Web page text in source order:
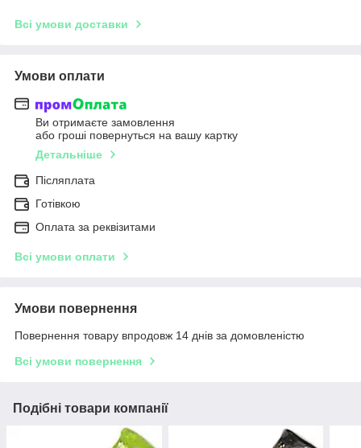
Всі умови доставки
Умови оплати
Ви отримаєте замовлення
або гроші повернуться на вашу картку
Детальніше
Післяплата
Готівкою
Оплата за реквізитами
Всі умови оплати
Умови повернення
Повернення товару впродовж 14 днів за домовленістю
Всі умови повернення
Подібні товари компанії